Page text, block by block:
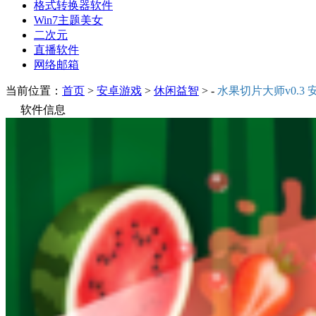
格式转换器软件
Win7主题美女
二次元
直播软件
网络邮箱
当前位置： 首页 > 安卓游戏 > 休闲益智 > - 水果切片大师v0.3
软件信息